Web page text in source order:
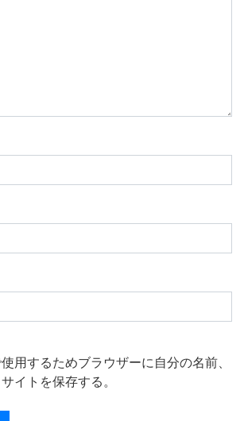
用するためブラウザーに自分の名前、
イトを保存する。